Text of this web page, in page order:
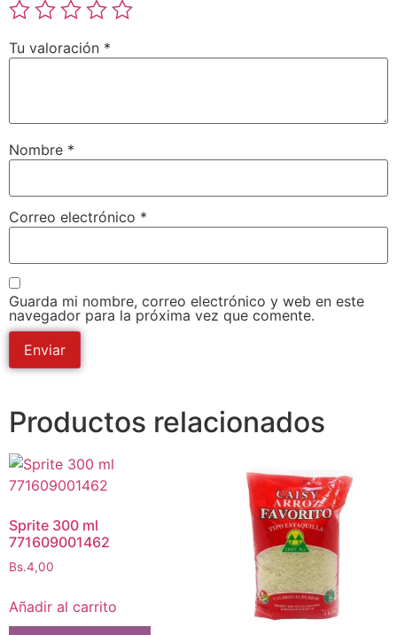
Tu valoración *
Nombre *
Correo electrónico *
Guarda mi nombre, correo electrónico y web en este
navegador para la próxima vez que comente.
Productos relacionados
Sprite 300 ml
771609001462
Bs.4,00
Añadir al carrito